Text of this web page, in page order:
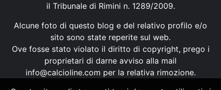
il Tribunale di Rimini n. 1289/2009.
Alcune foto di questo blog e del relativo profilo e/o
sito sono state reperite sul web.
Ove fosse stato violato il diritto di copyright, prego i
proprietari di darne avviso alla mail
info@calcioline.com per la relativa rimozione.